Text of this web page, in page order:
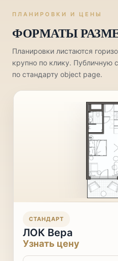
ПЛАНИРОВКИ И ЦЕНЫ
ФОРМАТЫ
Планировки листаются
крупно по клику. Публичную
по стандарту object page.
СТАНДАРТ
ЛОК Вера
Узнать цену